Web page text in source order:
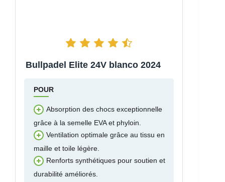
Bullpadel Elite 24V blanco 2024
POUR
Absorption des chocs exceptionnelle
grâce à la semelle EVA et phyloin.
Ventilation optimale grâce au tissu en
maille et toile légère.
Renforts synthétiques pour soutien et
durabilité améliorés.